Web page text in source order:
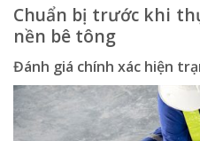
Chuẩn bị trước khi
nền bê tông
Đánh giá chính xác hiện